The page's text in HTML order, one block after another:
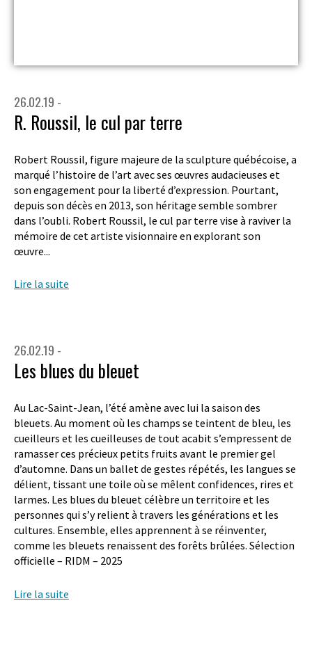
26.02.19 -
R. Roussil, le cul par terre
Robert Roussil, figure majeure de la sculpture québécoise, a
marqué l’histoire de l’art avec ses œuvres audacieuses et
son engagement pour la liberté d’expression. Pourtant,
depuis son décès en 2013, son héritage semble sombrer
dans l’oubli. Robert Roussil, le cul par terre vise à raviver la
mémoire de cet artiste visionnaire en explorant son
œuvre...
Lire la suite
26.02.19 -
Les blues du bleuet
Au Lac-Saint-Jean, l’été amène avec lui la saison des
bleuets. Au moment où les champs se teintent de bleu, les
cueilleurs et les cueilleuses de tout acabit s’empressent de
ramasser ces précieux petits fruits avant le premier gel
d’automne. Dans un ballet de gestes répétés, les langues se
délient, tissant une toile où se mêlent confidences, rires et
larmes. Les blues du bleuet célèbre un territoire et les
personnes qui s’y relient à travers les générations et les
cultures. Ensemble, elles apprennent à se réinventer,
comme les bleuets renaissent des forêts brûlées. Sélection
officielle – RIDM – 2025
Lire la suite